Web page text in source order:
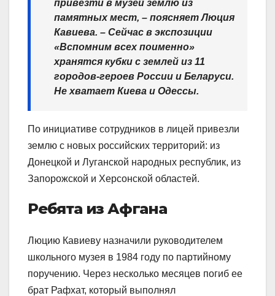
привезти в музей землю из
памятных мест, – поясняет Люция
Кавиева. – Сейчас в экспозиции
«Вспомним всех поименно»
хранятся кубки с землей из 11
городов-героев России и Беларуси.
Не хватает Киева и Одессы.
По инициативе сотрудников в лицей привезли
землю с новых российских территорий: из
Донецкой и Луганской народных республик, из
Запорожской и Херсонской областей.
Ребята из Афгана
Люцию Кавиеву назначили руководителем
школьного музея в 1984 году по партийному
поручению. Через несколько месяцев погиб ее
брат Рафхат, который выполнял